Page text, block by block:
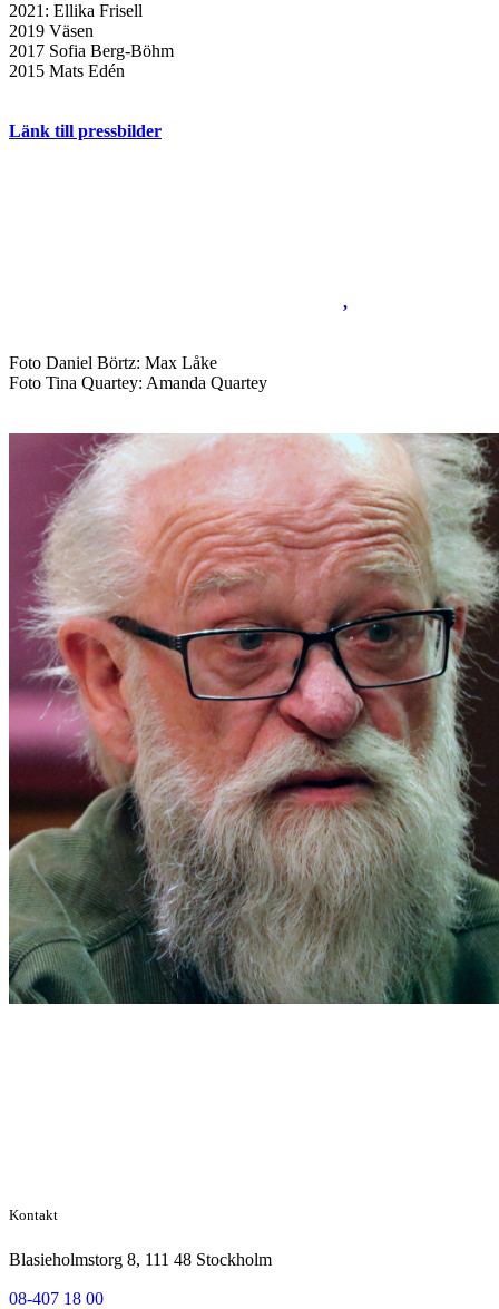
2021: Ellika Frisell
2019 Väsen
2017 Sofia Berg-Böhm
2015 Mats Edén
Länk till pressbilder
,
Foto Daniel Börtz: Max Låke
Foto Tina Quartey: Amanda Quartey
Kontakt
Blasieholmstorg 8, 111 48 Stockholm
08-407 18 00